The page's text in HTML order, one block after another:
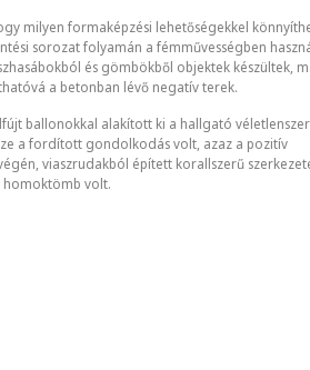
milyen formaképzési lehetőségekkel
sorozat folyamán a fémművességben
és gömbökből objektek készültek,
a betonban lévő negatív terek.
ballonokkal alakított ki a hallgató
a fordított gondolkodás volt, azaz a pozitív
viaszrudakból épített korallszerű
homoktömb volt.